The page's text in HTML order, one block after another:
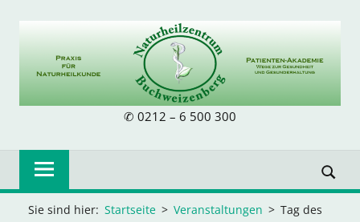
✆ 0212 – 6 500 300
Sie sind hier: Startseite Veranstaltungen
Tag des